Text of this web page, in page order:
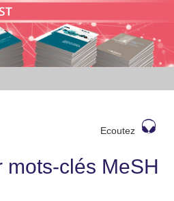
Ecoutez
mots-clés MeSH